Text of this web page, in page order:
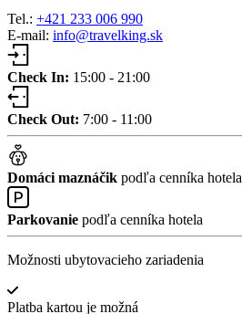
Tel.: +421 233 006 990
E-mail: info@travelking.sk
Check In: 15:00 - 21:00
Check Out: 7:00 - 11:00
Domáci maznáčik podľa cenníka hotela
Parkovanie podľa cenníka hotela
Možnosti ubytovacieho zariadenia
Platba kartou je možná